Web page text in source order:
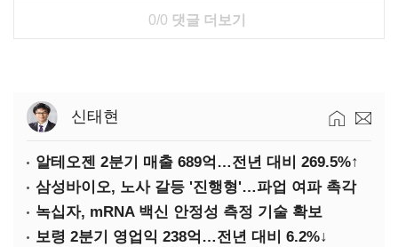
0/0 댓글 더보기
신태현
알테오젠 2분기 매출 689억…전년 대비 269.5%↑
삼성바이오, 노사 갈등 '진행형'…파업 여파 촉각
녹십자, mRNA 백신 안정성 측정 기술 확보
보령 2분기 영업익 238억…전년 대비 6.2%↓